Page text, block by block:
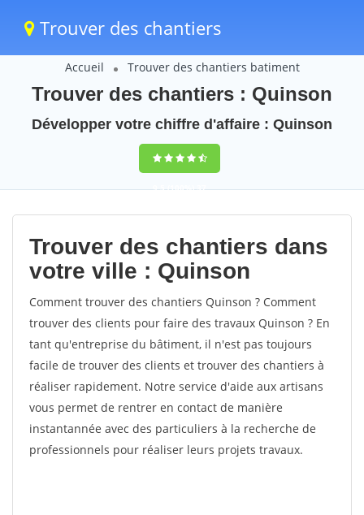
Trouver des chantiers
Accueil Trouver des chantiers batiment
Trouver des chantiers : Quinson
Développer votre chiffre d'affaire : Quinson
9,5(100%)37
votes
Trouver des chantiers dans
votre ville : Quinson
Comment trouver des chantiers Quinson ? Comment
trouver des clients pour faire des travaux Quinson ? En
tant qu'entreprise du bâtiment, il n'est pas toujours
facile de trouver des clients et trouver des chantiers à
réaliser rapidement. Notre service d'aide aux artisans
vous permet de rentrer en contact de manière
instantannée avec des particuliers à la recherche de
professionnels pour réaliser leurs projets travaux.